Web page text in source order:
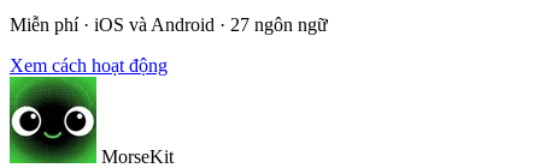
Miễn phí · iOS và Android · 27 ngôn ngữ
Xem cách hoạt động
MorseKit